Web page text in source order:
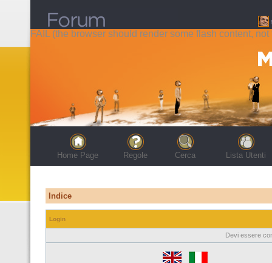
FAIL (the browser should render some flash content, not
Home Page Regole Cerca Lista Utenti
Indice
Login
Devi essere